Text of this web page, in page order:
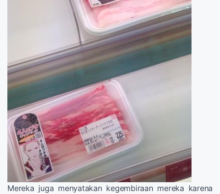
Mereka juga menyatakan kegembiraan mereka karena